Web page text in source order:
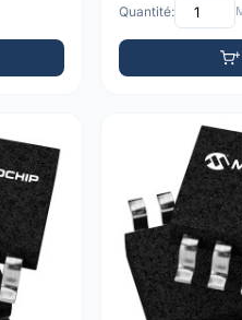
Quantité: